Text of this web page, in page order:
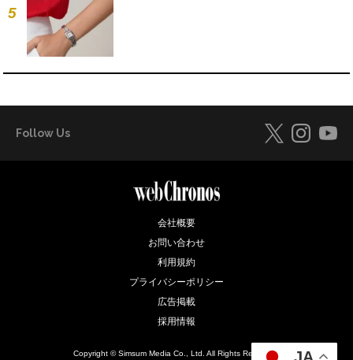
5
Follow Us
会社概要
お問い合わせ
利用規約
プライバシーポリシー
広告掲載
採用情報
Copyright © Simsum Media Co., Ltd. All Rights Reserved.